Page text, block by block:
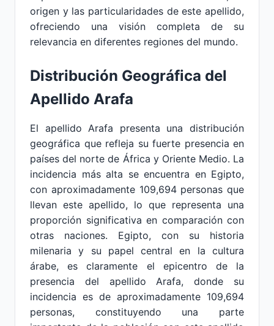
origen y las particularidades de este apellido,
ofreciendo una visión completa de su
relevancia en diferentes regiones del mundo.
Distribución Geográfica del
Apellido Arafa
El apellido Arafa presenta una distribución
geográfica que refleja su fuerte presencia en
países del norte de África y Oriente Medio. La
incidencia más alta se encuentra en Egipto,
con aproximadamente 109,694 personas que
llevan este apellido, lo que representa una
proporción significativa en comparación con
otras naciones. Egipto, con su historia
milenaria y su papel central en la cultura
árabe, es claramente el epicentro de la
presencia del apellido Arafa, donde su
incidencia es de aproximadamente 109,694
personas, constituyendo una parte